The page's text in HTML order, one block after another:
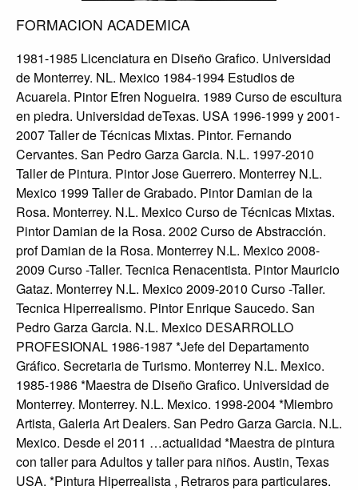
FORMACION ACADEMICA
1981-1985 Licenciatura en Diseño Grafico. Universidad
de Monterrey. NL. Mexico 1984-1994 Estudios de
Acuarela. Pintor Efren Nogueira. 1989 Curso de escultura
en piedra. Universidad deTexas. USA 1996-1999 y 2001-
2007 Taller de Técnicas Mixtas. Pintor. Fernando
Cervantes. San Pedro Garza Garcia. N.L. 1997-2010
Taller de Pintura. Pintor Jose Guerrero. Monterrey N.L.
Mexico 1999 Taller de Grabado. Pintor Damian de la
Rosa. Monterrey. N.L. Mexico Curso de Técnicas Mixtas.
Pintor Damian de la Rosa. 2002 Curso de Abstracción.
prof Damian de la Rosa. Monterrey N.L. Mexico 2008-
2009 Curso -Taller. Tecnica Renacentista. Pintor Mauricio
Gataz. Monterrey N.L. Mexico 2009-2010 Curso -Taller.
Tecnica Hiperrealismo. Pintor Enrique Saucedo. San
Pedro Garza Garcia. N.L. Mexico DESARROLLO
PROFESIONAL 1986-1987 *Jefe del Departamento
Gráfico. Secretaria de Turismo. Monterrey N.L. Mexico.
1985-1986 *Maestra de Diseño Grafico. Universidad de
Monterrey. Monterrey. N.L. Mexico. 1998-2004 *Miembro
Artista, Galeria Art Dealers. San Pedro Garza Garcia. N.L.
Mexico. Desde el 2011 …actualidad *Maestra de pintura
con taller para Adultos y taller para niños. Austin, Texas
USA. *Pintura Hiperrealista , Retraros para particulares.